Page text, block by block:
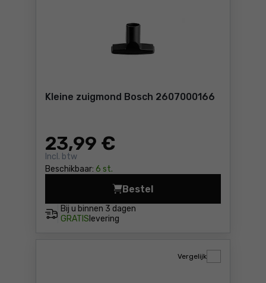
Kleine zuigmond Bosch 2607000166
23,99 €
Incl. btw
Beschikbaar: 6 st.
Bij u binnen 3 dagen
GRATIS levering
Bestel
Kleine zuigmond Bosch
Vergelijk